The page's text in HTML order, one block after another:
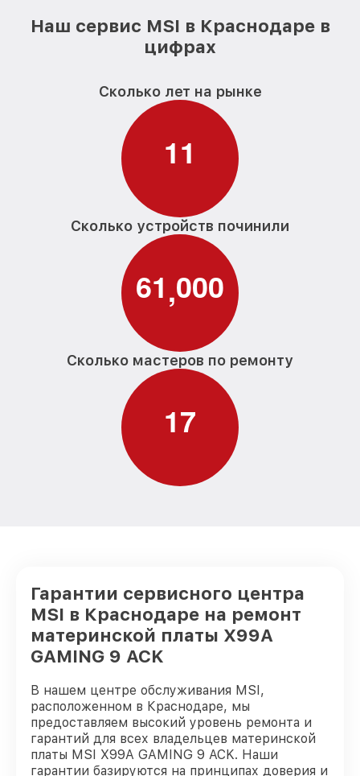
Наш сервис MSI в Краснодаре в
цифрах
Сколько лет на рынке
11
Сколько устройств починили
61,000
Сколько мастеров по ремонту
17
Гарантии сервисного центра
MSI в Краснодаре на ремонт
материнской платы X99A
GAMING 9 ACK
В нашем центре обслуживания MSI,
расположенном в Краснодаре, мы
предоставляем высокий уровень ремонта и
гарантий для всех владельцев материнской
платы MSI X99A GAMING 9 ACK. Наши
гарантии базируются на принципах доверия и